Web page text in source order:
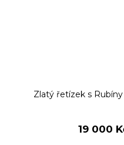
Zlatý řetízek s
19 000